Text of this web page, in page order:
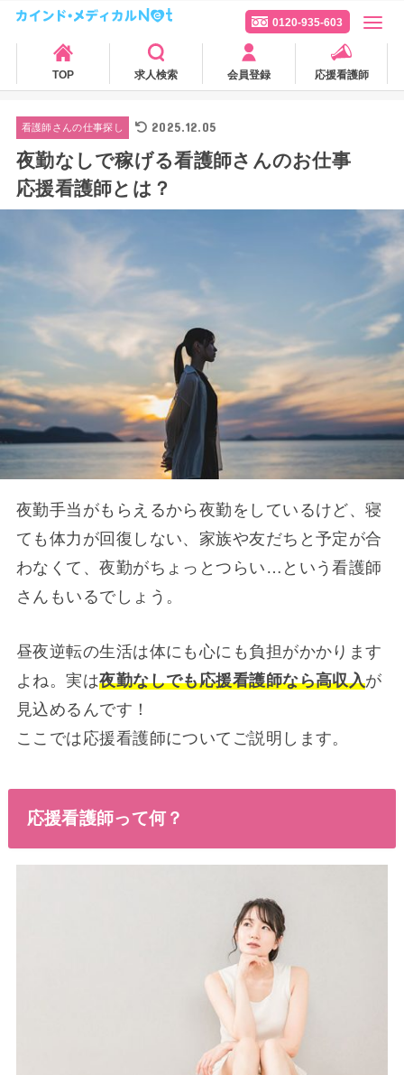
0120-935-603
TOP 求人検索 会員登録 応援看護師
看護師さんの仕事探し 2025.12.05
夜勤なしで稼げる看護師さんのお仕事
応援看護師とは？
夜勤手当がもらえるから夜勤をしているけど、寝
ても体力が回復しない、家族や友だちと予定が合
わなくて、夜勤がちょっとつらい…という看護師
さんもいるでしょう。
昼夜逆転の生活は体にも心にも負担がかかります
よね。実は夜勤なしでも応援看護師なら高収入が
見込めるんです！
ここでは応援看護師についてご説明します。
応援看護師って何？